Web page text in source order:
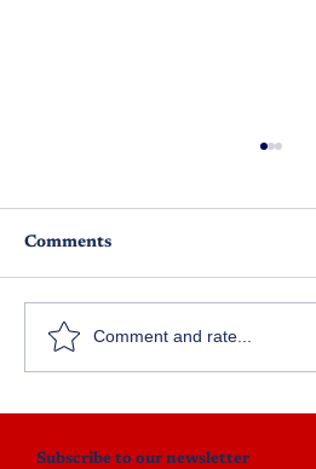
నాకేమవుతోంది.. ? ఎపిసోడ్ 20
Comments
Comment and rate...
Subscribe to our newsletter